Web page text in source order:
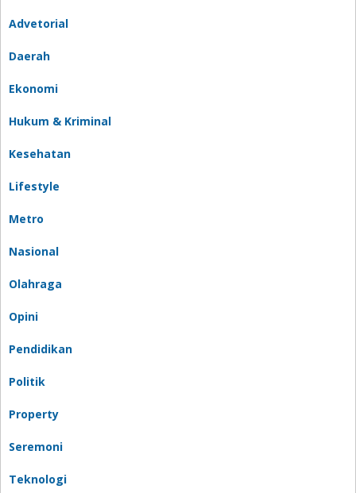
Advetorial
Daerah
Ekonomi
Hukum & Kriminal
Kesehatan
Lifestyle
Metro
Nasional
Olahraga
Opini
Pendidikan
Politik
Property
Seremoni
Teknologi